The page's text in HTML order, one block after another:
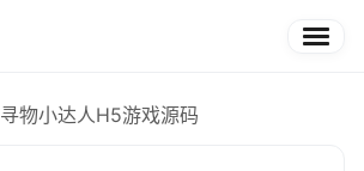
寻物小达人H5游戏源码